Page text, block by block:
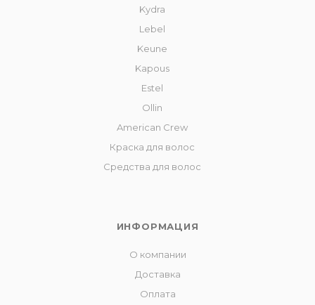
Kydra
Lebel
Keune
Kapous
Estel
Ollin
American Crew
Краска для волос
Средства для волос
ИНФОРМАЦИЯ
О компании
Доставка
Оплата